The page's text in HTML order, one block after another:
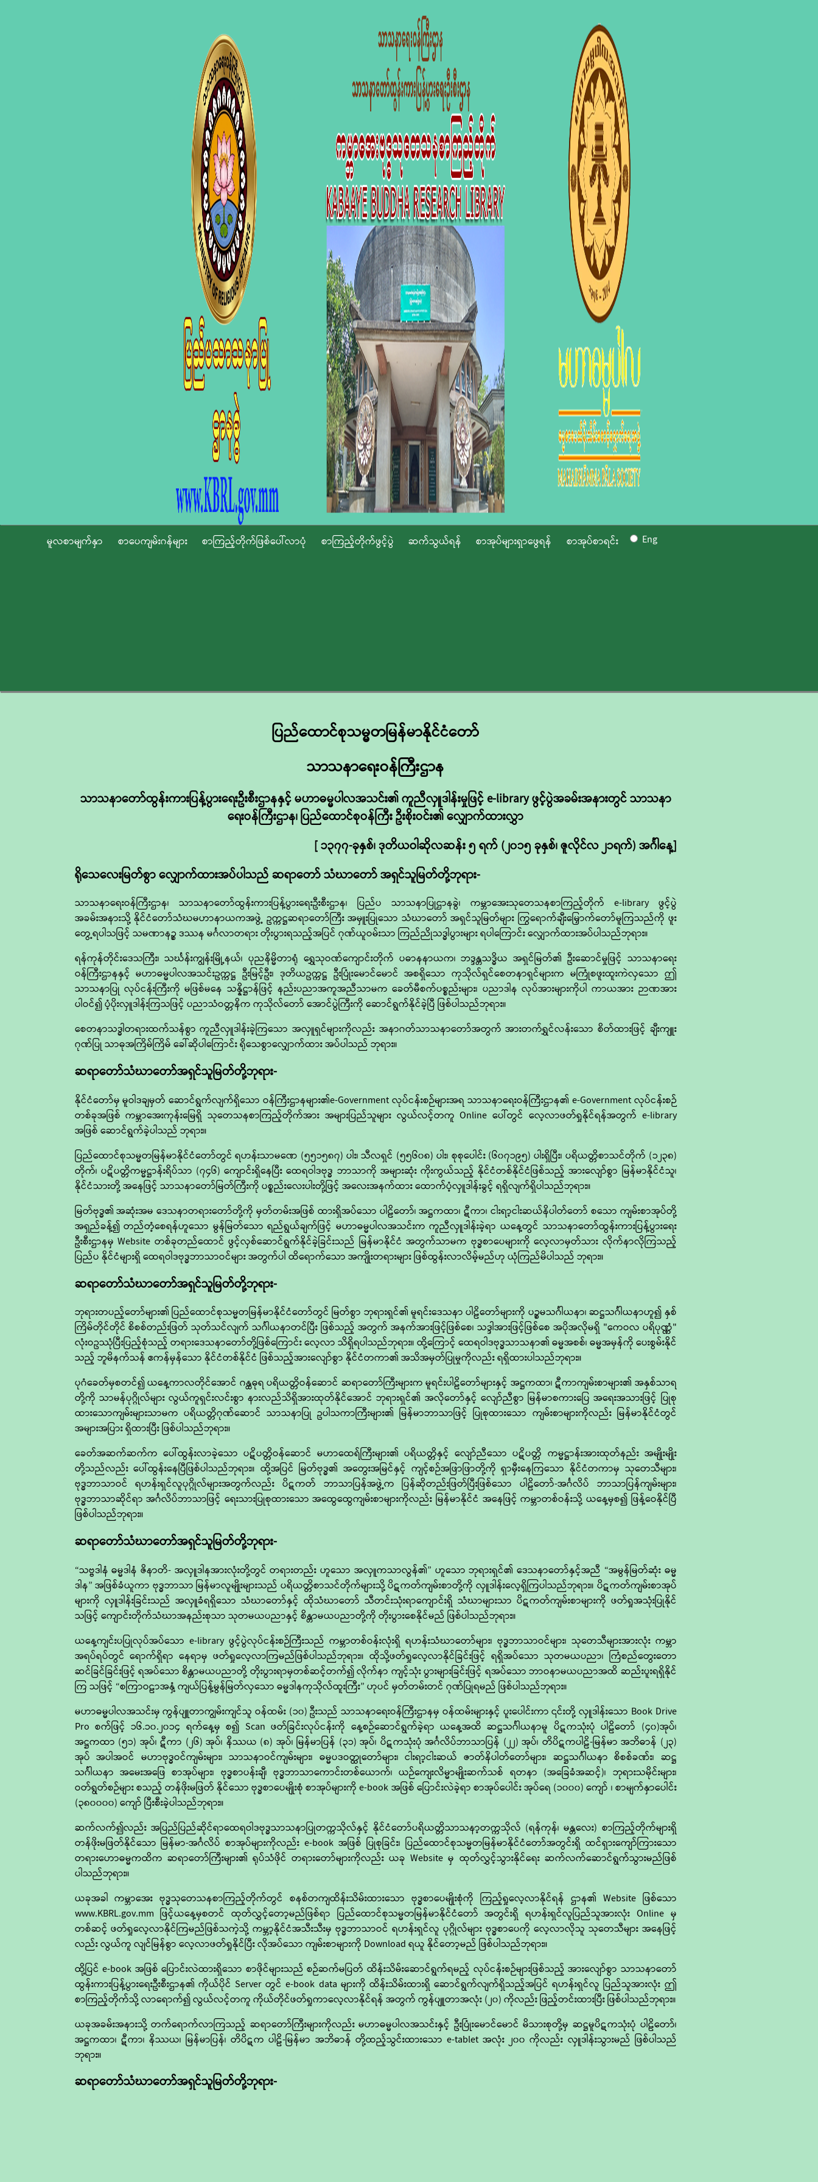
မူလစာမျက်နှာ စာပေကျမ်းဂန်များ စာကြည့်တိုက်ဖြစ်ပေါ်လာပုံ စာကြည့်တိုက်ဖွင့်ပွဲ ဆက်သွယ်ရန် စာအုပ်များရှာဖွေရန် စာအုပ်စာရင်း Eng
ပြည်ထောင်စုသမ္မတမြန်မာနိုင်ငံတော်
သာသနာရေးဝန်ကြီးဌာန
သာသနာတော်ထွန်းကားပြန့်ပွားရေးဦးစီးဌာနနှင့် မဟာဓမ္မပါလအသင်း၏ ကူညီလှူဒါန်းမှုဖြင့် e-library ဖွင့်ပွဲအခမ်းအနားတွင် သာသနာ
ရေးဝန်ကြီးဌာန၊ ပြည်ထောင်စုဝန်ကြီး ဦးစိုးဝင်း၏ လျှောက်ထားလွှာ
[ ၁၃၇၇-ခုနှစ်၊ ဒုတိယဝါဆိုလဆန်း ၅ ရက် (၂၀၁၅ ခုနှစ်၊ ဇူလိုင်လ ၂၁ရက်) အင်္ဂါနေ့]
ရိုသေလေးမြတ်စွာ လျှောက်ထားအပ်ပါသည် ဆရာတော် သံဃာတော် အရှင်သူမြတ်တို့ဘုရား-
သာသနာရေးဝန်ကြီးဌာန၊ သာသနာတော်ထွန်းကားပြန့်ပွားရေးဦးစီးဌာန၊ ပြည်ပ သာသနာပြုဌာနခွဲ၊ ကမ္ဘာအေးသုတေသနစာကြည့်တိုက် e-library ဖွင့်ပွဲ
အခမ်းအနားသို့ နိုင်ငံတော်သံဃမဟာနာယကအဖွဲ့ ဥက္ကဋ္ဌဆရာတော်ကြီး အမှူးပြုသော သံဃာတော် အရှင်သူမြတ်များ ကြွရောက်ချီးမြှောက်တော်မူကြသည်ကို ဖူး
တွေ့ရပါသဖြင့် သမဏာနဉ္စ ဒဿန မင်္ဂလာတရား တိုးပွားရသည့်အပြင် ဂုဏ်ယူဝမ်းသာ ကြည်ညိုသဒ္ဓါပွားများ ရပါကြောင်း လျှောက်ထားအပ်ပါသည်ဘုရား။
ရန်ကုန်တိုင်းဒေသကြီး၊ သင်္ဃန်းကျွန်းမြို့နယ်၊ ပုညနိမ္မိတာရုံ ရွှေသုဝဏ်ကျောင်းတိုက် ပဓာနနာယက၊ ဘဒ္ဒန္တသဒ္ဓိယ အရှင်မြတ်၏ ဦးဆောင်မှုဖြင့် သာသနာရေး
ဝန်ကြီးဌာနနှင့် မဟာဓမ္မပါလအသင်းဥက္ကဋ္ဌ ဦးမြင့်ဦး၊ ဒုတိယဥက္ကဋ္ဌ ဦးပြုံးမောင်မောင် အစရှိသော ကုသိုလ်ရှင်စေတနာရှင်များက မကြုံစဖူးထူးကဲလှသော ဤ
သာသနာပြု လုပ်ငန်းကြီးကို မဖြစ်မနေ သန္နိဋ္ဌာန်ဖြင့် နည်းပညာအကူအညီသာမက ခေတ်မီစက်ပစ္စည်းများ၊ ပညာဒါန လုပ်အားများကိုပါ ကာယအား ဉာဏအား
ပါဝင်၍ ပံ့ပိုးလှူဒါန်းကြသဖြင့် ပညာသံဝတ္တနိက ကုသိုလ်တော် အောင်ပွဲကြီးကို ဆောင်ရွက်နိုင်ခဲ့ပြီ ဖြစ်ပါသည်ဘုရား။
စေတနာသဒ္ဓါတရားထက်သန်စွာ ကူညီလှူဒါန်းခဲ့ကြသော အလှူရှင်များကိုလည်း အနာဂတ်သာသနာတော်အတွက် အားတက်ရွှင်လန်းသော စိတ်ထားဖြင့် ချီးကျူး
ဂုဏ်ပြု သာဓုအကြိမ်ကြိမ် ခေါ်ဆိုပါကြောင်း ရိုသေစွာလျှောက်ထား အပ်ပါသည် ဘုရား။
ဆရာတော်သံဃာတော်အရှင်သူမြတ်တို့ဘုရား-
နိုင်ငံတော်မှ မူဝါဒချမှတ် ဆောင်ရွက်လျက်ရှိသော ဝန်ကြီးဌာနများ၏e-Government လုပ်ငန်းစဉ်များအရ သာသနာရေးဝန်ကြီးဌာန၏ e-Government လုပ်ငန်းစဉ်
တစ်ခုအဖြစ် ကမ္ဘာအေးကုန်းမြေရှိ သုတေသနစာကြည့်တိုက်အား အများပြည်သူများ လွယ်လင့်တကူ Online ပေါ်တွင် လေ့လာဖတ်ရှုနိုင်ရန်အတွက် e-library
အဖြစ် ဆောင်ရွက်ခဲ့ပါသည် ဘုရား။
ပြည်ထောင်စုသမ္မတမြန်မာနိုင်ငံတော်တွင် ရဟန်းသာမဏေ (၅၅၁၅၈၇) ပါး၊ သီလရှင် (၅၅၆၀၈) ပါး၊ စုစုပေါင်း (၆၀၇၁၉၅) ပါးရှိပြီး၊ ပရိယတ္တိစာသင်တိုက် (၁၂၃၈)
တိုက်၊ ပဋိပတ္တိကမ္မဋ္ဌာန်းရိပ်သာ (၇၄၆) ကျောင်းရှိနေပြီး ထေရဝါဒဗုဒ္ဓ ဘာသာကို အများဆုံး ကိုးကွယ်သည့် နိုင်ငံတစ်နိုင်ငံဖြစ်သည့် အားလျော်စွာ မြန်မာနိုင်ငံသူ၊
နိုင်ငံသားတို့ အနေဖြင့် သာသနာတော်မြတ်ကြီးကို ပစ္စည်းလေးပါးတို့ဖြင့် အလေးအနက်ထား ထောက်ပံ့လှူဒါန်းခွင့် ရရှိလျက်ရှိပါသည်ဘုရား။
မြတ်ဗုဒ္ဓ၏ အဆုံးအမ ဒေသနာတရားတော်တို့ကို မှတ်တမ်းအဖြစ် ထားရှိအပ်သော ပါဠိတော်၊ အဋ္ဌကထာ၊ ဋီကာ၊ ငါးရာ့ငါးဆယ်နိပါတ်တော် စသော ကျမ်းစာအုပ်တို့
အရှည်ခန့်၍ တည်တံ့စေရန်ဟူသော မွန်မြတ်သော ရည်ရွယ်ချက်ဖြင့် မဟာဓမ္မပါလအသင်းက ကူညီလှူဒါန်းခဲ့ရာ ယနေ့တွင် သာသနာတော်ထွန်းကားပြန့်ပွားရေး
ဦးစီးဌာနမှ Website တစ်ခုတည်ထောင် ဖွင့်လှစ်ဆောင်ရွက်နိုင်ခဲ့ခြင်းသည် မြန်မာနိုင်ငံ အတွက်သာမက ဗုဒ္ဓစာပေများကို လေ့လာမှတ်သား လိုက်နာလိုကြသည့်
ပြည်ပ နိုင်ငံများရှိ ထေရဝါဒဗုဒ္ဓဘာသာဝင်များ အတွက်ပါ ထိရောက်သော အကျိုးတရားများ ဖြစ်ထွန်းလာလိမ့်မည်ဟု ယုံကြည်မိပါသည် ဘုရား။
ဆရာတော်သံဃာတော်အရှင်သူမြတ်တို့ဘုရား-
ဘုရားတပည့်တော်များ၏ ပြည်ထောင်စုသမ္မတမြန်မာနိုင်ငံတော်တွင် မြတ်စွာ ဘုရားရှင်၏ မူရင်းဒေသနာ ပါဠိတော်များကို ပဉ္စမသင်္ဂါယနာ၊ ဆဋ္ဌသင်္ဂါယနာဟူ၍ နှစ်
ကြိမ်တိုင်တိုင် စိစစ်တည်းဖြတ် သုတ်သင်လျက် သင်္ဂါယနာတင်ပြီး ဖြစ်သည့် အတွက် အနက်အားဖြင့်ဖြစ်စေ၊ သဒ္ဒါအားဖြင့်ဖြစ်စေ အပိုအလိုမရှိ "ကေဝလ ပရိပုဏ္ဏံ"
လုံးဝဥဿုံပြီးပြည့်စုံသည့် တရားဒေသနာတော်တို့ဖြစ်ကြောင်း လေ့လာ သိရှိရပါသည်ဘုရား။ ထို့ကြောင့် ထေရဝါဒဗုဒ္ဓသာသနာ၏ ဓမ္မအစစ်၊ ဓမ္မအမှန်ကို ပေးစွမ်းနိုင်
သည့် ဘူမိနက်သန် ဧကန်မှန်သော နိုင်ငံတစ်နိုင်ငံ ဖြစ်သည့်အားလျော်စွာ နိုင်ငံတကာ၏ အသိအမှတ်ပြုမှုကိုလည်း ရရှိထားပါသည်ဘုရား။
ပုဂံခေတ်မှစတင်၍ ယနေ့ကာလတိုင်အောင် ဂန္ထဓုရ ပရိယတ္တိဝန်ဆောင် ဆရာတော်ကြီးများက မူရင်းပါဠိတော်များနှင့် အဋ္ဌကထာ၊ ဋီကာကျမ်းစာများ၏ အနှစ်သာရ
တို့ကို သာမန်ပုဂ္ဂိုလ်များ လွယ်ကူရှင်းလင်းစွာ နားလည်သိရှိအားထုတ်နိုင်အောင် ဘုရားရှင်၏ အလိုတော်နှင့် လျော်ညီစွာ မြန်မာစကားပြေ အရေးအသားဖြင့် ပြုစု
ထားသောကျမ်းများသာမက ပရိယတ္တိဂုဏ်ဆောင် သာသနာပြု ဥပါသကာကြီးများ၏ မြန်မာဘာသာဖြင့် ပြုစုထားသော ကျမ်းစာများကိုလည်း မြန်မာနိုင်ငံတွင်
အများအပြား ရှိထားပြီး ဖြစ်ပါသည်ဘုရား။
ခေတ်အဆက်ဆက်က ပေါ်ထွန်းလာခဲ့သော ပဋိပတ္တိဝန်ဆောင် မဟာထေရ်ကြီးများ၏ ပရိယတ္တိနှင့် လျော်ညီသော ပဋိပတ္တိ ကမ္မဋ္ဌာန်းအားထုတ်နည်း အမျိုးမျိုး
တို့သည်လည်း ပေါ်ထွန်းနေပြီဖြစ်ပါသည်ဘုရား။ ထို့အပြင် မြတ်ဗုဒ္ဓ၏ အတွေးအမြင်နှင့် ကျင့်စဉ်အဖြာဖြာတို့ကို ရှာမှီးနေကြသော နိုင်ငံတကာမှ သုတေသီများ၊
ဗုဒ္ဓဘာသာဝင် ရဟန်းရှင်လူပုဂ္ဂိုလ်များအတွက်လည်း ပိဋကတ် ဘာသာပြန်အဖွဲ့က ပြန်ဆိုတည်းဖြတ်ပြီးဖြစ်သော ပါဠိတော်-အင်္ဂလိပ် ဘာသာပြန်ကျမ်းများ၊
ဗုဒ္ဓဘာသာဆိုင်ရာ အင်္ဂလိပ်ဘာသာဖြင့် ရေးသားပြုစုထားသော အထွေထွေကျမ်းစာများကိုလည်း မြန်မာနိုင်ငံ အနေဖြင့် ကမ္ဘာတစ်ဝန်းသို့ ယနေ့မှစ၍ ဖြန့်ဝေနိုင်ပြီ
ဖြစ်ပါသည်ဘုရား။
ဆရာတော်သံဃာတော်အရှင်သူမြတ်တို့ဘုရား-
“သဗ္ဗဒါနံ ဓမ္မဒါနံ ဇိနာတိ- အလှူဒါနအားလုံးတို့တွင် တရားတည်း ဟူသော အလှူကသာလွန်၏” ဟူသော ဘုရားရှင်၏ ဒေသနာတော်နှင့်အညီ “အမွန်မြတ်ဆုံး ဓမ္မ
ဒါန” အဖြစ်ခံယူကာ ဗုဒ္ဓဘာသာ မြန်မာလူမျိုးများသည် ပရိယတ္တိစာသင်တိုက်များသို့ ပိဋကတ်ကျမ်းစာတို့ကို လှူဒါန်းလေ့ရှိကြပါသည်ဘုရား။ ပိဋကတ်ကျမ်းစာအုပ်
များကို လှူဒါန်းခြင်းသည် အလှူခံရရှိသော သံဃာတော်နှင့် ထိုသံဃာတော် သီတင်းသုံးရာကျောင်းရှိ သံဃာများသာ ပိဋကတ်ကျမ်းစာများကို ဖတ်ရှုအသုံးပြုနိုင်
သဖြင့် ကျောင်းတိုက်သံဃာအနည်းစုသာ သုတမယပညာနှင့် စိန္တာမယပညာတို့ကို တိုးပွားစေနိုင်မည် ဖြစ်ပါသည်ဘုရား။
ယနေ့ကျင်းပပြုလုပ်အပ်သော e-library ဖွင့်ပွဲလုပ်ငန်းစဉ်ကြီးသည် ကမ္ဘာတစ်ဝန်းလုံးရှိ ရဟန်းသံဃာတော်များ၊ ဗုဒ္ဓဘာသာဝင်များ၊ သုတေသီများအားလုံး ကမ္ဘာ
အရပ်ရပ်တွင် ရောက်ရှိရာ နေရာမှ ဖတ်ရှုလေ့လာကြမည်ဖြစ်ပါသည်ဘုရား။ ထိုသို့ဖတ်ရှုလေ့လာနိုင်ခြင်းဖြင့် ရရှိအပ်သော သုတမယပညာ၊ ကြံစည်တွေးတော
ဆင်ခြင်ခြင်းဖြင့် ရအပ်သော စိန္တာမယပညာတို့ တိုးပွားရာမှတစ်ဆင့်တက်၍ လိုက်နာ ကျင့်သုံး ပွားများခြင်းဖြင့် ရအပ်သော ဘာဝနာမယပညာအထိ ဆည်းပူးရရှိနိုင်
ကြ သဖြင့် “စကြာဝဠာအနှံ့ ကျယ်ပြန့်မွန်မြတ်လှသော ဓမ္မဒါနကုသိုလ်ထူးကြီး” ဟုပင် မှတ်တမ်းတင် ဂုဏ်ပြုရမည် ဖြစ်ပါသည်ဘုရား။
မဟာဓမ္မပါလအသင်းမှ ကွန်ပျူတာကျွမ်းကျင်သူ ဝန်ထမ်း (၁၀) ဦးသည် သာသနာရေးဝန်ကြီးဌာနမှ ဝန်ထမ်းများနှင့် ပူးပေါင်းကာ ၎င်းတို့ လှူဒါန်းသော Book Drive
Pro စက်ဖြင့် ၁၆.၁၀.၂၀၁၄ ရက်နေ့မှ စ၍ Scan ဖတ်ခြင်းလုပ်ငန်းကို နေ့စဉ်ဆောင်ရွက်ခဲ့ရာ ယနေ့အထိ ဆဋ္ဌသင်္ဂါယနာမူ ပိဋကသုံးပုံ ပါဠိတော် (၄၀)အုပ်၊
အဋ္ဌကထာ (၅၁) အုပ်၊ ဋီကာ (၂၆) အုပ်၊ နိဿယ (၈) အုပ်၊ မြန်မာပြန် (၃၁) အုပ်၊ ပိဋကသုံးပုံ အင်္ဂလိပ်ဘာသာပြန် (၂၂) အုပ်၊ တိပိဋကပါဠိ-မြန်မာ အဘိဓာန် (၂၃)
အုပ် အပါအဝင် မဟာဗုဒ္ဓဝင်ကျမ်းများ၊ သာသနာဝင်ကျမ်းများ၊ ဓမ္မပဒဝတ္ထုတော်များ၊ ငါးရာ့ငါးဆယ် ဇာတ်နိပါတ်တော်များ၊ ဆဋ္ဌသင်္ဂါယနာ စိစစ်ခဏ်း၊ ဆဋ္ဌ
သင်္ဂါယနာ အမေးအဖြေ စာအုပ်များ၊ ဗုဒ္ဓစာပန်းချီ၊ ဗုဒ္ဓဘာသာကောင်းတစ်ယောက်၊ ယဉ်ကျေးလိမ္မာမျိုးဆက်သစ် ရတနာ (အခြေခံအဆင့်)၊ ဘုရားသမိုင်းများ၊
ဝတ်ရွတ်စဉ်များ စသည့် တန်ဖိုးမဖြတ် နိုင်သော ဗုဒ္ဓစာပေမျိုးစုံ စာအုပ်များကို e-book အဖြစ် ပြောင်းလဲခဲ့ရာ စာအုပ်ပေါင်း အုပ်ရေ (၁၀၀၀) ကျော် ၊ စာမျက်နှာပေါင်း
(၃၈၀၀၀၀) ကျော် ပြီးစီးခဲ့ပါသည်ဘုရား။
ဆက်လက်၍လည်း အပြည်ပြည်ဆိုင်ရာထေရဝါဒဗုဒ္ဓသာသနာပြုတက္ကသိုလ်နှင့် နိုင်ငံတော်ပရိယတ္တိသာသနာ့တက္ကသိုလ် (ရန်ကုန်၊ မန္တလေး) စာကြည့်တိုက်များရှိ
တန်ဖိုးမဖြတ်နိုင်သော မြန်မာ-အင်္ဂလိပ် စာအုပ်များကိုလည်း e-book အဖြစ် ပြုစုခြင်း၊ ပြည်ထောင်စုသမ္မတမြန်မာနိုင်ငံတော်အတွင်းရှိ ထင်ရှားကျော်ကြားသော
တရားဟောဓမ္မကထိက ဆရာတော်ကြီးများ၏ ရုပ်သံဖိုင် တရားတော်များကိုလည်း ယခု Website မှ ထုတ်လွှင့်သွားနိုင်ရေး ဆက်လက်ဆောင်ရွက်သွားမည်ဖြစ်
ပါသည်ဘုရား။
ယခုအခါ ကမ္ဘာအေး ဗုဒ္ဓသုတေသနစာကြည့်တိုက်တွင် စနစ်တကျထိန်းသိမ်းထားသော ဗုဒ္ဓစာပေမျိုးစုံကို ကြည့်ရှုလေ့လာနိုင်ရန် ဌာန၏ Website ဖြစ်သော
www.KBRL.gov.mm ဖြင့်ယနေ့မှစတင် ထုတ်လွှင့်တော့မည်ဖြစ်ရာ ပြည်ထောင်စုသမ္မတမြန်မာနိုင်ငံတော် အတွင်းရှိ ရဟန်းရှင်လူပြည်သူအားလုံး Online မှ
တစ်ဆင့် ဖတ်ရှုလေ့လာနိုင်ကြမည်ဖြစ်သကဲ့သို့ ကမ္ဘာ့နိုင်ငံအသီးသီးမှ ဗုဒ္ဓဘာသာဝင် ရဟန်းရှင်လူ ပုဂ္ဂိုလ်များ ဗုဒ္ဓစာပေကို လေ့လာလိုသူ သုတေသီများ အနေဖြင့်
လည်း လွယ်ကူ လျင်မြန်စွာ လေ့လာဖတ်ရှုနိုင်ပြီး လိုအပ်သော ကျမ်းစာများကို Download ရယူ နိုင်တော့မည် ဖြစ်ပါသည်ဘုရား။
ထို့ပြင် e-book အဖြစ် ပြောင်းလဲထားရှိသော စာဖိုင်များသည် စဉ်ဆက်မပြတ် ထိန်းသိမ်းဆောင်ရွက်ရမည့် လုပ်ငန်းစဉ်များဖြစ်သည့် အားလျော်စွာ သာသနာတော်
ထွန်းကားပြန့်ပွားရေးဦးစီးဌာန၏ ကိုယ်ပိုင် Server တွင် e-book data များကို ထိန်းသိမ်းထားရှိ ဆောင်ရွက်လျက်ရှိသည့်အပြင် ရဟန်းရှင်လူ ပြည်သူအားလုံး ဤ
စာကြည့်တိုက်သို့ လာရောက်၍ လွယ်လင့်တကူ ကိုယ်တိုင်ဖတ်ရှုကာလေ့လာနိုင်ရန် အတွက် ကွန်ပျူတာအလုံး (၂၀) ကိုလည်း ဖြည့်တင်းထားပြီး ဖြစ်ပါသည်ဘုရား။
ယခုအခမ်းအနားသို့ တက်ရောက်လာကြသည့် ဆရာတော်ကြီးများကိုလည်း မဟာဓမ္မပါလအသင်းနှင့် ဦးပြုံးမောင်မောင် မိသားစုတို့မှ ဆဋ္ဌမူပိဋကသုံးပုံ ပါဠိတော်၊
အဋ္ဌကထာ၊ ဋီကာ၊ နိဿယ၊ မြန်မာပြန်၊ တိပိဋက ပါဠိ-မြန်မာ အဘိဓာန် တို့ထည့်သွင်းထားသော e-tablet အလုံး ၂၀၀ ကိုလည်း လှူဒါန်းသွားမည် ဖြစ်ပါသည်
ဘုရား။
ဆရာတော်သံဃာတော်အရှင်သူမြတ်တို့ဘုရား-